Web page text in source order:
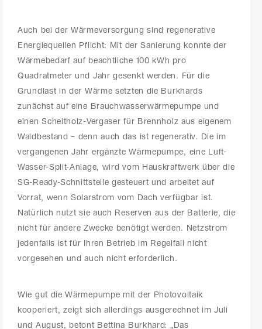
Auch bei der Wärmeversorgung sind regenerative
Energiequellen Pflicht: Mit der Sanierung konnte der
Wärmebedarf auf beachtliche 100 kWh pro
Quadratmeter und Jahr gesenkt werden. Für die
Grundlast in der Wärme setzten die Burkhards
zunächst auf eine Brauchwasserwärmepumpe und
einen Scheitholz-Vergaser für Brennholz aus eigenem
Waldbestand – denn auch das ist regenerativ. Die im
vergangenen Jahr ergänzte Wärmepumpe, eine Luft-
Wasser-Split-Anlage, wird vom Hauskraftwerk über die
SG-Ready-Schnittstelle gesteuert und arbeitet auf
Vorrat, wenn Solarstrom vom Dach verfügbar ist.
Natürlich nutzt sie auch Reserven aus der Batterie, die
nicht für andere Zwecke benötigt werden. Netzstrom
jedenfalls ist für Ihren Betrieb im Regelfall nicht
vorgesehen und auch nicht erforderlich.
Wie gut die Wärmepumpe mit der Photovoltaik
kooperiert, zeigt sich allerdings ausgerechnet im Juli
und August, betont Bettina Burkhard: „Das